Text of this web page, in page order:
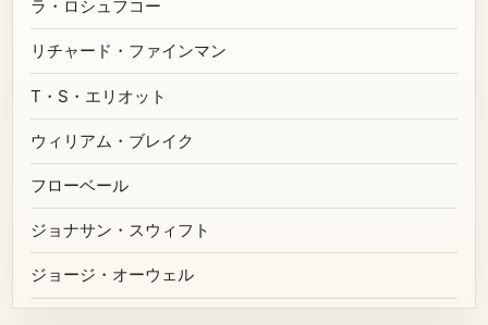
ラ・ロシュフコー
リチャード・ファインマン
T・S・エリオット
ウィリアム・ブレイク
フローベール
ジョナサン・スウィフト
ジョージ・オーウェル